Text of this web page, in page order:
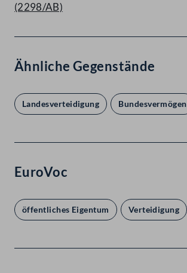
(2298/AB)
Ähnliche Gegenstände
Landesverteidigung Bundesvermögen
EuroVoc
öffentliches Eigentum Verteidigung